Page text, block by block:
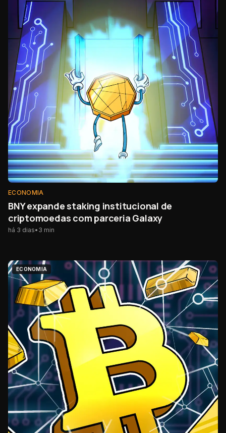
ECONOMIA
BNY expande staking institucional de
criptomoedas com parceria Galaxy
há 3 dias• 3 min
ECONOMIA